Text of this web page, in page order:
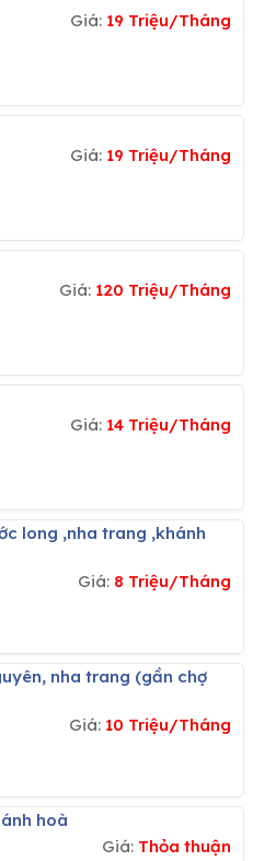
Giá: 19 Triệu/Tháng
Giá: 19 Triệu/Tháng
Giá: 120 Triệu/Tháng
Giá: 14 Triệu/Tháng
Giá: 8 Triệu/Tháng
Giá: 10 Triệu/Tháng
hoà
Giá: Thỏa thuận